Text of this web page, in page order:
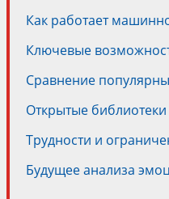
Как работает
Ключевые
Сравнение
Открытые
Трудности и
Будущее анализа